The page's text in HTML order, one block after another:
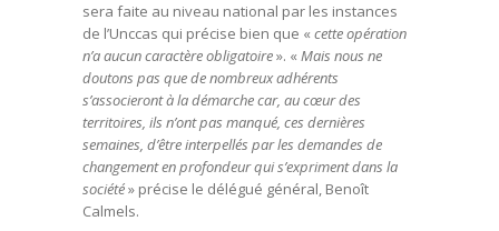
sera faite au niveau national par les instances
de l’Unccas qui précise bien que « cette opération
n’a aucun caractère obligatoire». « Mais nous ne
doutons pas que de nombreux adhérents
s’associeront à la démarche car, au cœur des
territoires, ils n’ont pas manqué, ces dernières
semaines, d’être interpellés par les demandes de
changement en profondeur qui s’expriment dans la
société» précise le délégué général, Benoît
Calmels.